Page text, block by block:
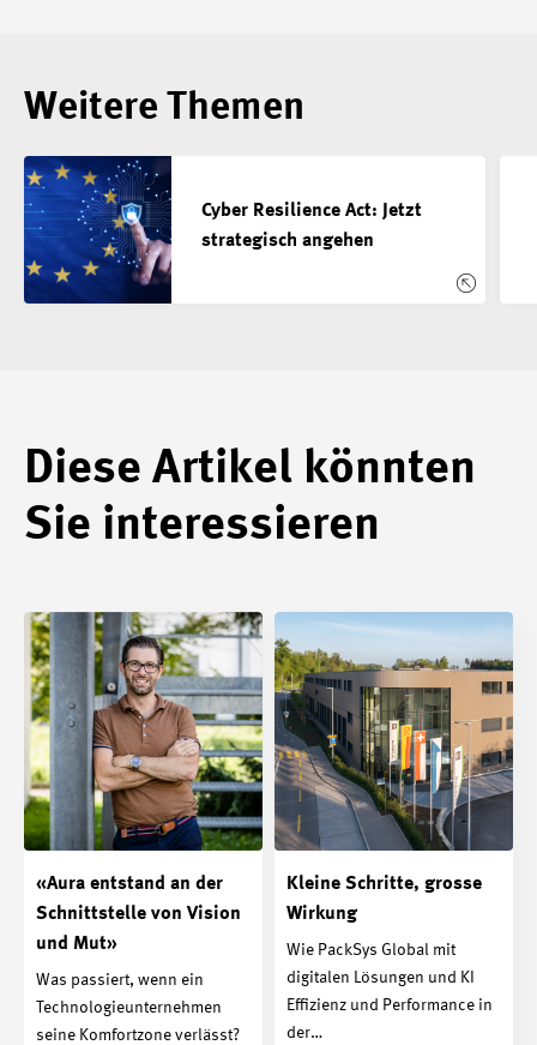
Weitere Themen
Cyber Resilience Act: Jetzt
strategisch angehen
Diese Artikel könnten
Sie interessieren
«Aura entstand an der
Schnittstelle von Vision
und Mut»
Was passiert, wenn ein
Technologieunternehmen
seine Komfortzone verlässt?
Kleine Schritte, grosse
Wirkung
Wie PackSys Global mit
digitalen Lösungen und KI
Effizienz und Performance in
der…